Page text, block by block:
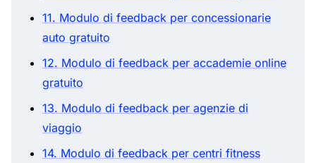
11. Modulo di feedback per concessionarie
auto gratuito
12. Modulo di feedback per accademie online
gratuito
13. Modulo di feedback per agenzie di
viaggio
14. Modulo di feedback per centri fitness